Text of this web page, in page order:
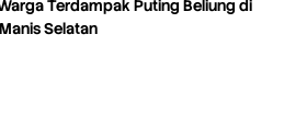
Terdampak Puting Beliung di
Selatan